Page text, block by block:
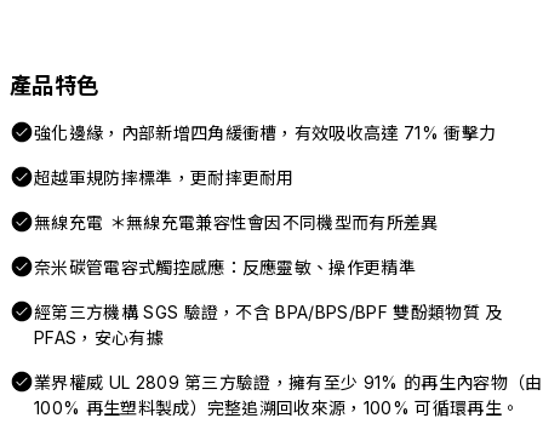
產品特色
強化邊緣，內部新增四角緩衝槽，有效吸收高達 71% 衝擊力
超越軍規防摔標準，更耐摔更耐用
無線充電 ＊無線充電兼容性會因不同機型而有所差異
奈米碳管電容式觸控感應：反應靈敏、操作更精準
經第三方機構 SGS 驗證，不含 BPA/BPS/BPF 雙酚類物質 及
PFAS，安心有據
業界權威 UL 2809 第三方驗證，擁有至少 91% 的再生內容物（由
100% 再生塑料製成）完整追溯回收來源，100% 可循環再生。